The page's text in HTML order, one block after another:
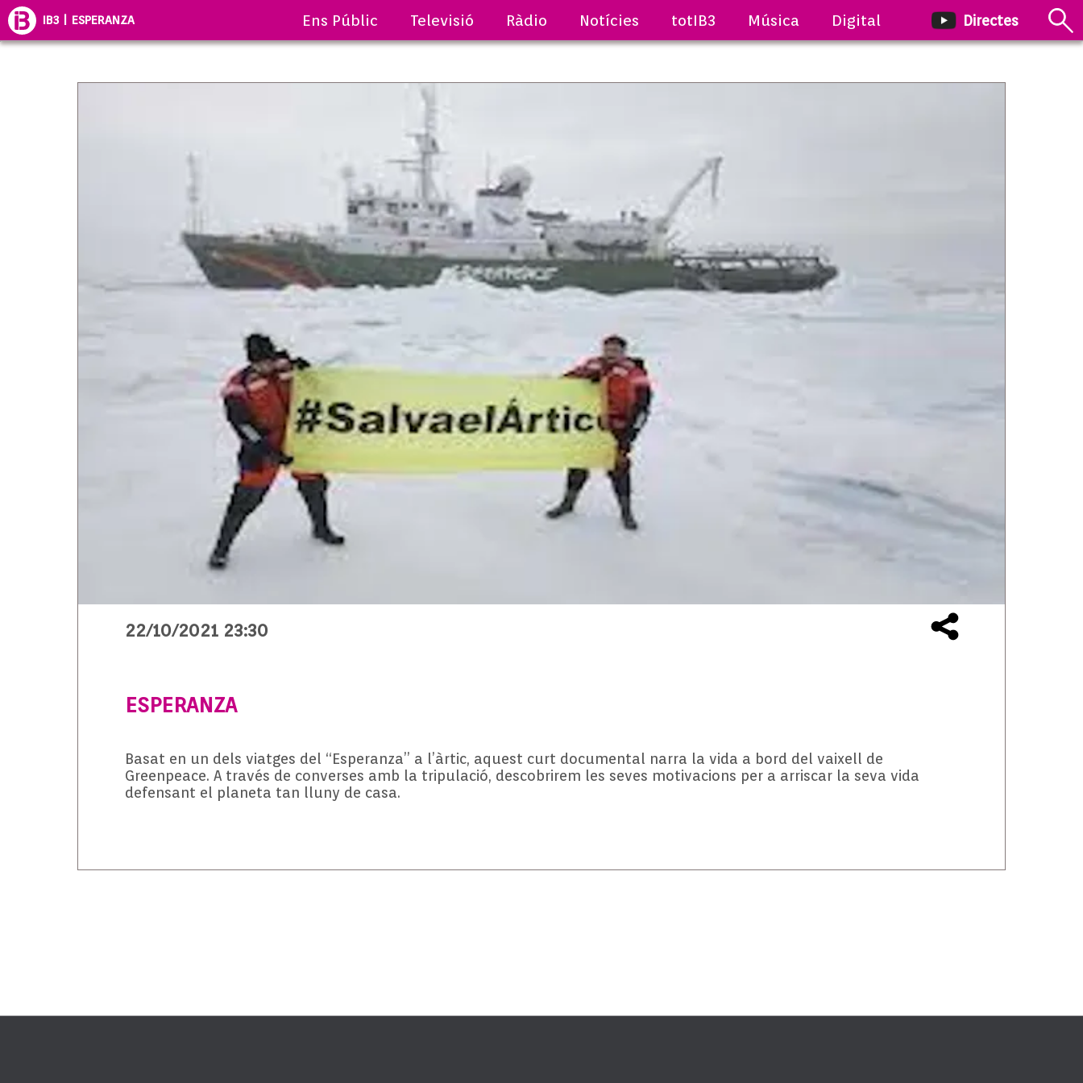
IB3 | ESPERANZA Ens Públic Televisió Ràdio Notícies totIB3 Música Digital Directes
22/10/2021 23:30
ESPERANZA
Basat en un dels viatges del “Esperanza” a l’àrtic, aquest curt documental narra la vida a bord del vaixell de
Greenpeace. A través de converses amb la tripulació, descobrirem les seves motivacions per a arriscar la seva vida
defensant el planeta tan lluny de casa.